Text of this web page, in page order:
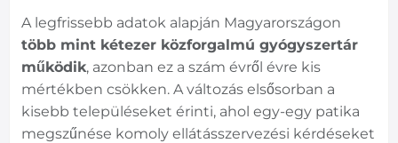
A legfrissebb adatok alapján Magyarországon
több mint kétezer közforgalmú gyógyszertár
működik, azonban ez a szám évről évre kis
mértékben csökken. A változás elsősorban a
kisebb településeket érinti, ahol egy-egy patika
megszűnése komoly ellátásszervezési kérdéseket